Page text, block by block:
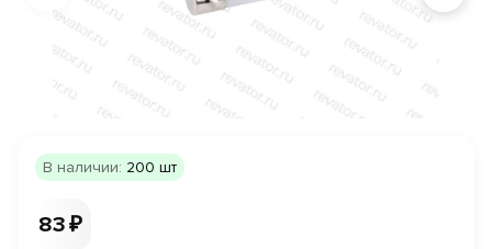
В наличии: 200 шт
83 ₽